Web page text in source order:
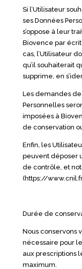
Si l’Utilisateur
ses Données
s’oppose à leur
Biovence par écrit
cas, l’Utilisateur
qu’il souhaiterait
supprime, en
Les demandes
Personnelles
imposées à
de conservation
Enfin, les
peuvent déposer
de contrôle, et
(https://
Durée de
Nous conservons
nécessaire pour
aux prescriptions
maximum.